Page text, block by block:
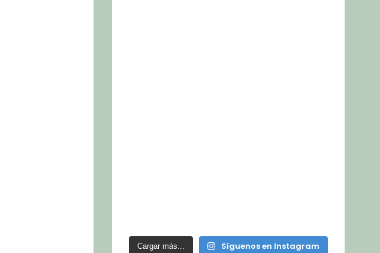
Cargar más... Síguenos en Instagram